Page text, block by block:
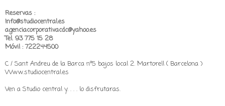
Reservas :
Info@studiocentral.es
agenciacorporativacdc@yahoo.es
Tel. 93 775 15 28
Móvil : 722244500
C / Sant Andreu de la Barca nº5 bajos local 2. Martorell ( Barcelona )
Www.studiocentral.es
Ven a Studio central y. . . . lo disfrutaras.